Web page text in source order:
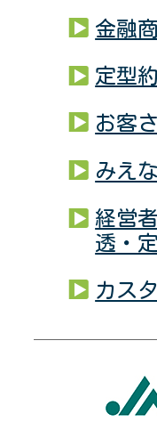
金融
定型
お客
みえ
経営
透・
カス